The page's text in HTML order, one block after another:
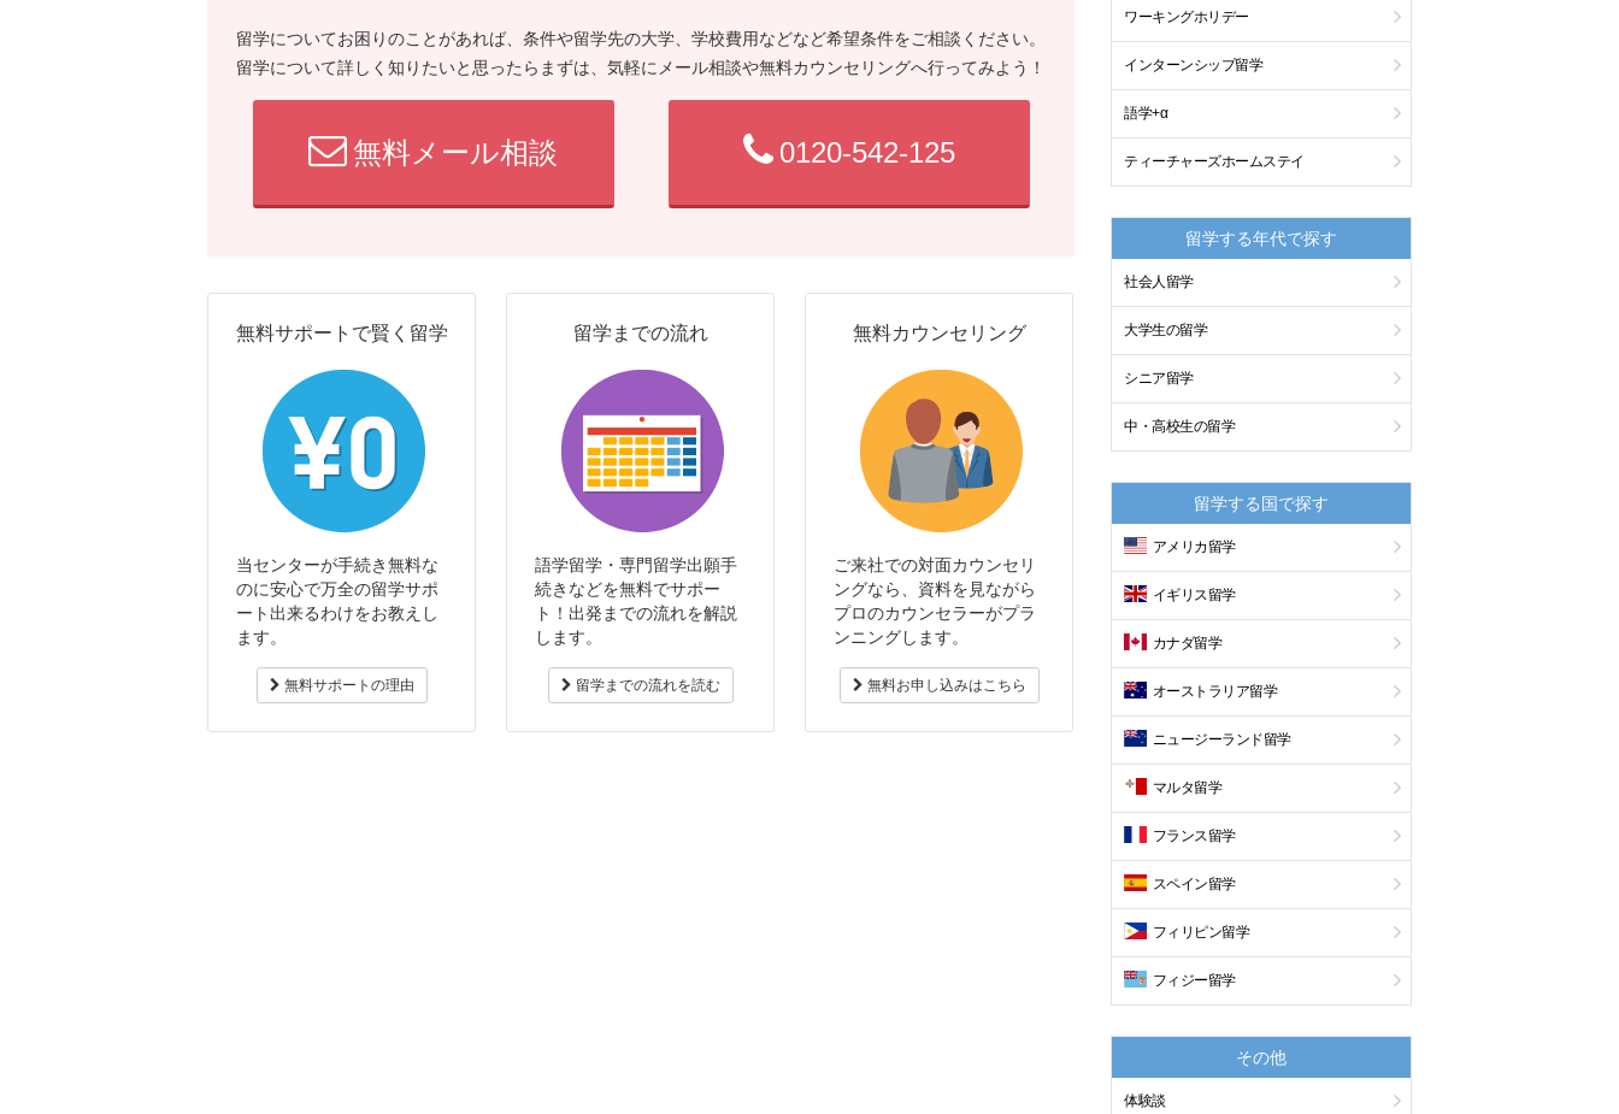
留学についてお困りのことがあれば、条件や留学先の大学、学校費用などなど希望条件をご相談ください。
留学について詳しく知りたいと思ったらまずは、気軽にメール相談や無料カウンセリングへ行ってみよう！
無料メール相談 0120-542-125
無料サポートで賢く留学
当センターが手続き無料な
のに安心で万全の留学サポ
ート出来るわけをお教えし
ます。
無料サポートの理由
留学までの流れ
語学留学・専門留学出願手
続きなどを無料でサポー
ト！出発までの流れを解説
します。
留学までの流れを読む
無料カウンセリング
ご来社での対面カウンセリ
ングなら、資料を見ながら
プロのカウンセラーがプラ
ンニングします。
無料お申し込みはこちら
ワーキングホリデー
インターンシップ留学
語学+α
ティーチャーズホームステイ
留学する年代で探す
社会人留学
大学生の留学
シニア留学
中・高校生の留学
留学する国で探す
アメリカ留学
イギリス留学
カナダ留学
オーストラリア留学
ニュージーランド留学
マルタ留学
フランス留学
スペイン留学
フィリピン留学
フィジー留学
その他
体験談